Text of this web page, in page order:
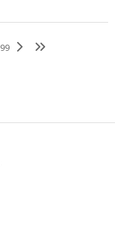
99